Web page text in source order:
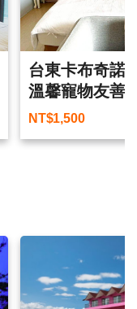
台東卡布奇諾
溫馨寵物友善
NT$1,500